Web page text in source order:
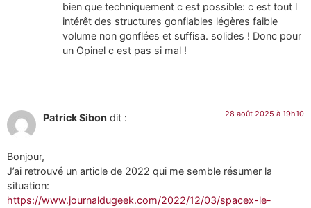
bien que techniquement c est possible: c est tout l
intérêt des structures gonflables légères faible
volume non gonflées et suffisa. solides ! Donc pour
un Opinel c est pas si mal !
Patrick Sibon dit : 28 août 2025 à 19h10
Bonjour,
J’ai retrouvé un article de 2022 qui me semble résumer la
situation:
https://www.journaldugeek.com/2022/12/03/spacex-le-